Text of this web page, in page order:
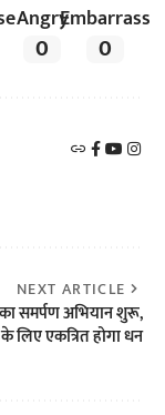
Angry
0
Embarrass
0
NEXT ARTICLE
समर्पण अभियान शुरू,
लिए एकत्रित होगा धन